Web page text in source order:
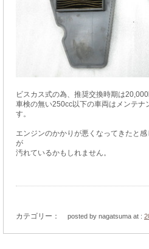
ビスカス式の為、推奨交換時期は
車検の無い250cc以下の車両はメンテナ
す。
エンジンのかかりが悪くなってきたと
が
汚れているかもしれません。
カテゴリー： posted by nagatsuma at :